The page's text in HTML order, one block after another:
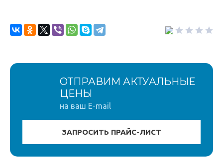
ОТПРАВИМ АКТУАЛЬНЫЕ
ЦЕНЫ
на ваш E-mail